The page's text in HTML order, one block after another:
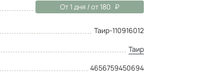
От 1 дня / от 180
Таир-110916012
Таир
4656759450694